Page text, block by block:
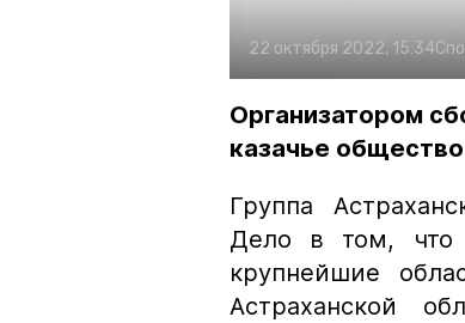
22 октября 2022, 15:34
Организатором
казачье общество
Группа
Дело в том, что
крупнейшие
Астраханской